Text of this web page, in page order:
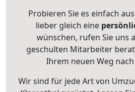
Probieren Sie es einfach
lieber gleich eine
wünschen, rufen Sie uns
geschulten Mitarbeiter
Ihrem neuen Weg
Wir sind für jede Art von